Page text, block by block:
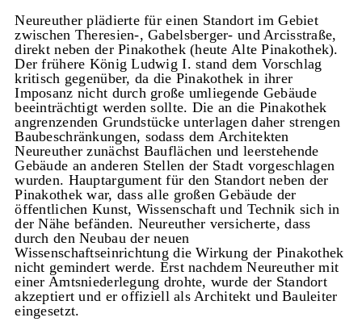
Neureuther plädierte für einen Standort im Gebiet
zwischen Theresien-, Gabelsberger- und Arcisstraße,
direkt neben der Pinakothek (heute Alte Pinakothek).
Der frühere König Ludwig I. stand dem Vorschlag
kritisch gegenüber, da die Pinakothek in ihrer
Imposanz nicht durch große umliegende Gebäude
beeinträchtigt werden sollte. Die an die Pinakothek
angrenzenden Grundstücke unterlagen daher strengen
Baubeschränkungen, sodass dem Architekten
Neureuther zunächst Bauflächen und leerstehende
Gebäude an anderen Stellen der Stadt vorgeschlagen
wurden. Hauptargument für den Standort neben der
Pinakothek war, dass alle großen Gebäude der
öffentlichen Kunst, Wissenschaft und Technik sich in
der Nähe befänden. Neureuther versicherte, dass
durch den Neubau der neuen
Wissenschaftseinrichtung die Wirkung der Pinakothek
nicht gemindert werde. Erst nachdem Neureuther mit
einer Amtsniederlegung drohte, wurde der Standort
akzeptiert und er offiziell als Architekt und Bauleiter
eingesetzt.